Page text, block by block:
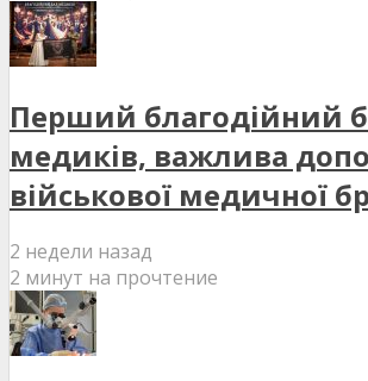
Перший благодійний
медиків, важлива
військової медичної
2 недели назад
2 минут на прочтение